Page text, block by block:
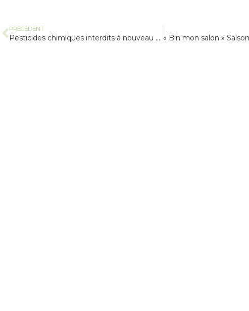
PRÉCÉDENT
Pesticides chimiques interdits à nouveau trouvés chez BASF Genay